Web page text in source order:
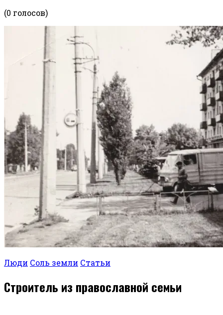
(0 голосов)
Люди Соль земли Статьи
Строитель из православной семьи